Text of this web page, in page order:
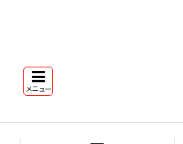
メニュー